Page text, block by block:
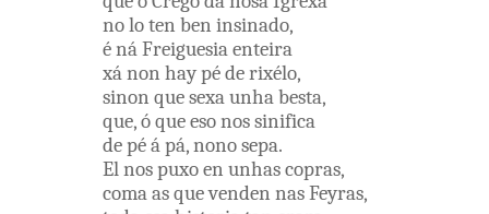
no loten ben insinado,
énáFreiguesiaenteira
xánon haypéderixélo,
sinon quesexaunhabesta,
que,óqueesonossinifica
depéápá,nonosepa.
Elnospuxoen unhascopras,
comaasquevenden nasFeyras,